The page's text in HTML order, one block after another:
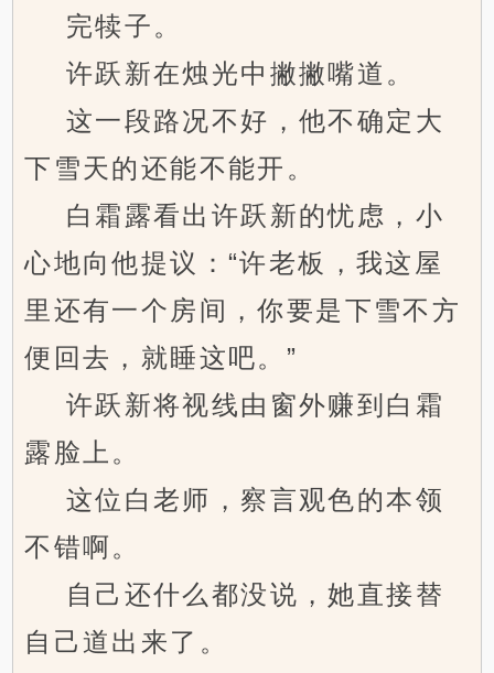
完犊子。
许跃新在烛光中撇撇嘴道。
这一段路况不好，他不确定大
下雪天的还能不能开。
白霜露看出许跃新的忧虑，小
心地向他提议：“许老板，我这屋
里还有一个房间，你要是下雪不方
便回去，就睡这吧。”
许跃新将视线由窗外赚到白霜
露脸上。
这位白老师，察言观色的本领
不错啊。
自己还什么都没说，她直接替
自己道出来了。